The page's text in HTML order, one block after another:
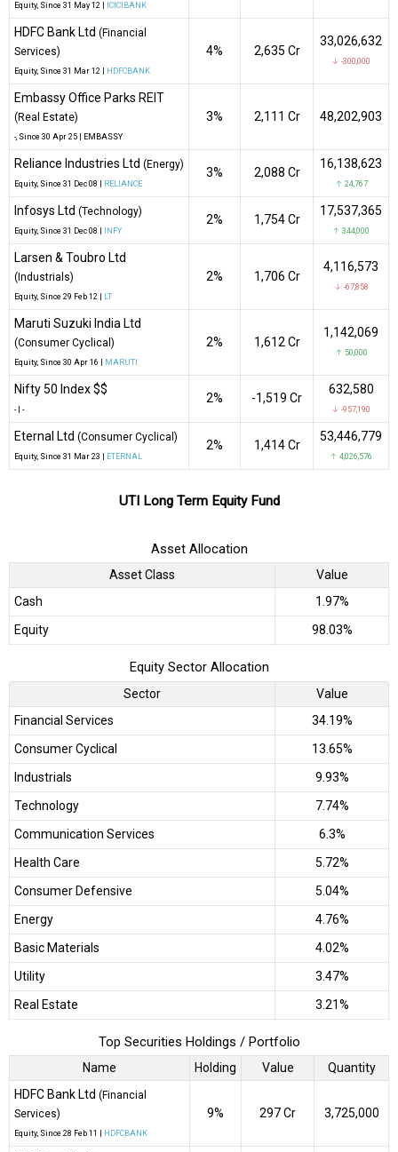
Equity, Since 31 May 12 | ICICIBANK
HDFC Bank Ltd (Financial
Services)
Equity, Since 31 Mar 12 | HDFCBANK
4% ₹2,635 Cr
33,026,632
↓ -300,000
Embassy Office Parks REIT
(Real Estate)
-, Since 30 Apr 25 | EMBASSY
3% ₹2,111 Cr 48,202,903
Reliance Industries Ltd (Energy)
Equity, Since 31 Dec 08 | RELIANCE
3% ₹2,088 Cr
16,138,623
↑ 24,767
Infosys Ltd (Technology)
Equity, Since 31 Dec 08 | INFY
2% ₹1,754 Cr
17,537,365
↑ 344,000
Larsen & Toubro Ltd
(Industrials)
Equity, Since 29 Feb 12 | LT
2% ₹1,706 Cr
4,116,573
↓ -67,858
Maruti Suzuki India Ltd
(Consumer Cyclical)
Equity, Since 30 Apr 16 | MARUTI
2% ₹1,612 Cr
1,142,069
↑ 50,000
Nifty 50 Index $$
-| -
2% -₹1,519 Cr
632,580
↓ -957,190
Eternal Ltd (Consumer Cyclical)
Equity, Since 31 Mar 23 | ETERNAL
2% ₹1,414 Cr
53,446,779
↑ 4,026,576
UTI Long Term Equity Fund
Asset Allocation
Asset Class
Value
Cash
1.97%
Equity
98.03%
Equity Sector Allocation
Sector
Value
Financial Services
34.19%
Consumer Cyclical
13.65%
Industrials
9.93%
Technology
7.74%
Communication Services
6.3%
Health Care
5.72%
Consumer Defensive
5.04%
Energy
4.76%
Basic Materials
4.02%
Utility
3.47%
Real Estate
3.21%
Top Securities Holdings / Portfolio
Name Holding Value
Quantity
HDFC Bank Ltd (Financial
Services)
Equity, Since 28 Feb 11 | HDFCBANK
9% ₹297 Cr 3,725,000